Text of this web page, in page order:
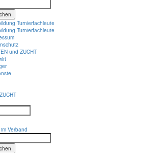
Turnierfachleute
Turnierfachleute
und ZUCHT
Verband